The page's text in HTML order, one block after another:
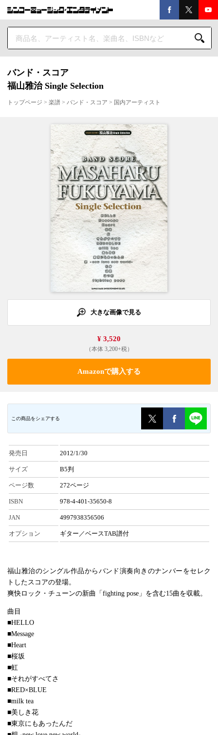
バンド・スコア
福山雅治 Single Selection
トップページ > 楽譜 > バンド・スコア > 国内アーティスト
大きな画像で見る
¥ 3,520
（本体 3,200+税）
Amazonで購入する
この商品をシェアする
発売日 2012/1/30
サイズ B5判
ページ数 272ページ
ISBN 978-4-401-35650-8
JAN 4997938356506
オプション ギター／ベースTAB譜付
福山雅治のシングル作品からバンド演奏向きのナンバーをセレク
トしたスコアの登場。
爽快ロック・チューンの新曲「fighting pose」を含む15曲を収載。
曲目
■HELLO
■Message
■Heart
■桜坂
■虹
■それがすべてさ
■RED×BLUE
■milk tea
■美しき花
■東京にもあったんだ